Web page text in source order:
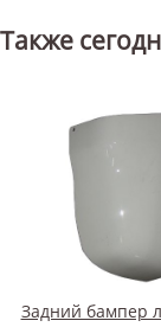
Также
Задний бампер